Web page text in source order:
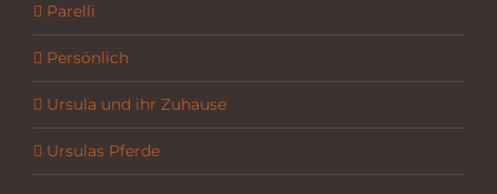
Parelli
Persönlich
Ursula und ihr Zuhause
Ursulas Pferde